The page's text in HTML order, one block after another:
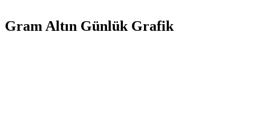
Gram Altın Günlük Grafik